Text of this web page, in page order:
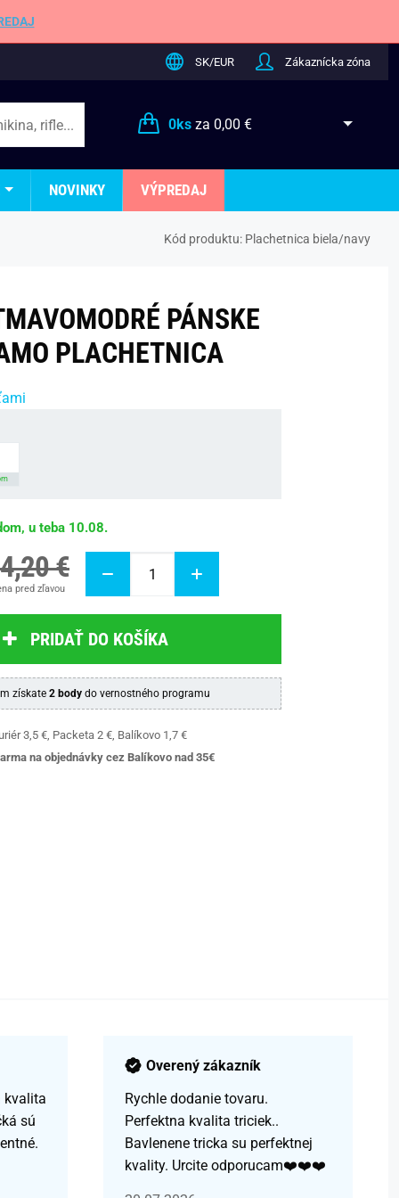
SK/EUR Zákaznícka zóna
0ksza 0,00 €
NOVINKY VÝPREDAJ
Kód produktu: Plachetnica biela/navy
PÁNSKE
PLACHETNICA
u teba 10.08.
€
pred zľavou
PRIDAŤ DO KOŠÍKA
získate 2 bodydo vernostného programu
3,5 €, Packeta 2 €, Balíkovo 1,7 €
na objednávky cez Balíkovo nad 35€
kvalita
sú
Overený zákazník
Rychle dodanie tovaru.
Perfektna kvalita triciek..
Bavlenene tricka su perfektnej
kvality. Urcite odporucam❤️❤️❤️